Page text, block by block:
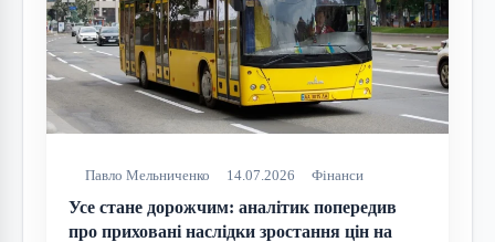
Павло Мельниченко 14.07.2026 Фінанси
Усе стане дорожчим: аналітик попередив
про приховані наслідки зростання цін на